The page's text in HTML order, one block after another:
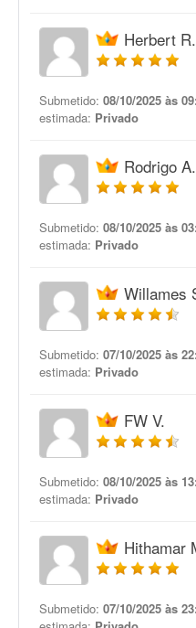
Herbert R.
Submetido: 08/10/2025 às
estimada: Privado
Rodrigo A.
Submetido: 08/10/2025 às
estimada: Privado
Willames
Submetido: 07/10/2025 às
estimada: Privado
FW V.
Submetido: 08/10/2025 às
estimada: Privado
Hithamar
Submetido: 07/10/2025 às